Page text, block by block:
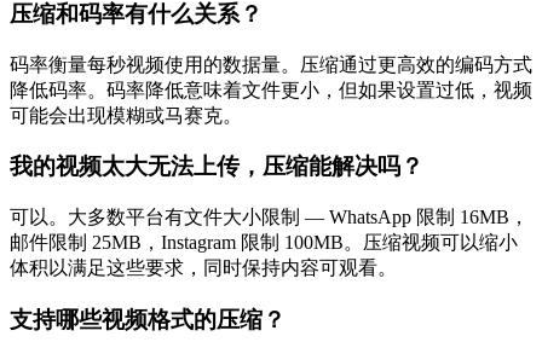
压缩和码率有什么关系？
码率衡量每秒视频使用的数据量。压缩通过更高效的编码方式
降低码率。码率降低意味着文件更小，但如果设置过低，视频
可能会出现模糊或马赛克。
我的视频太大无法上传，压缩能解决吗？
可以。大多数平台有文件大小限制 — WhatsApp 限制 16MB，
邮件限制 25MB，Instagram 限制 100MB。压缩视频可以缩小
体积以满足这些要求，同时保持内容可观看。
支持哪些视频格式的压缩？